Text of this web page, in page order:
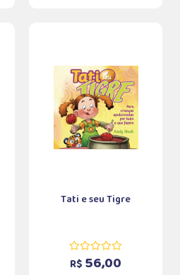
Tati e seu Tigre
R$ 56,00